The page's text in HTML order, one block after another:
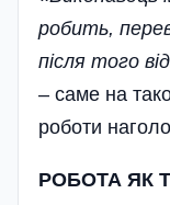
робить,
після того
– саме на
роботи
РОБОТА ЯК